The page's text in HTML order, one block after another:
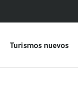
Turismos nuevos